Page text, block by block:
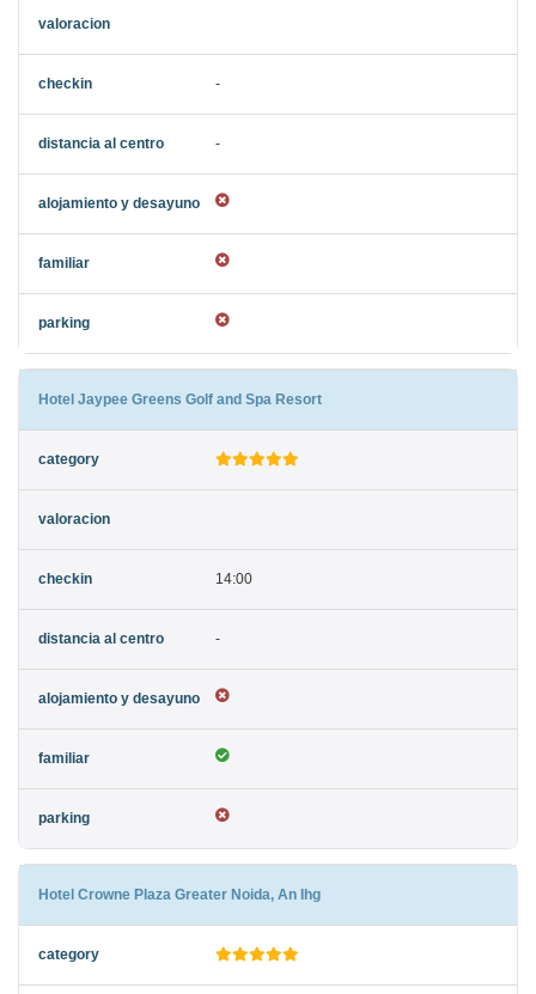
-
-
Hotel Jaypee Greens Golf and Spa Resort
14:00
-
Hotel Crowne Plaza Greater Noida, An Ihg